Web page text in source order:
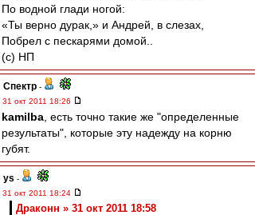
По водной глади ногой:
«Ты верно дурак,» и Андрей, в слезах,
Побрел с пескарями домой..
(с) НП
Спектр -
31 окт 2011 18:26
kamilba , есть точно такие же "определенные
результаты", которые эту надежду на корню
губят.
ys -
31 окт 2011 18:24
Драконн » 31 окт 2011 18:58